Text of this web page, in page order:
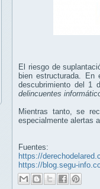
El riesgo de
bien estructurada.
descubrimiento del 1
delincuentes
Mientras tanto, se
especialmente alertas
Fuentes:
https://
https://blog.segu-